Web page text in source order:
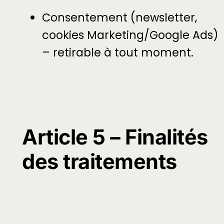
Consentement (newsletter,
cookies Marketing/Google Ads)
– retirable à tout moment.
Article 5 – Finalités
des traitements